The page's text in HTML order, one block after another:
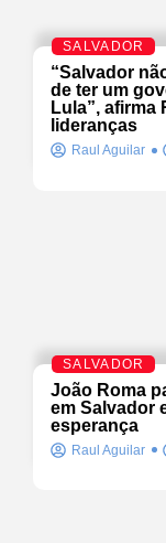
SALVADOR
“Salvador
de ter um
Lula”, afirma
lideranças
Raul Aguilar
SALVADOR
João Roma
em Salvador
esperança
Raul Aguilar